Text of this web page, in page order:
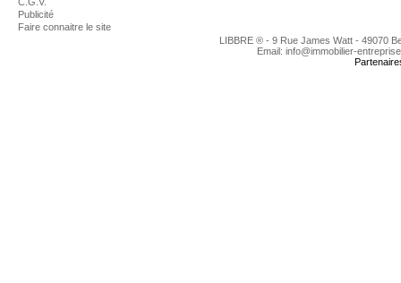
Publicité
Faire connaitre le site
LIBBRE ® - 9 Rue James Watt - 49070
Email: info@immobilier-